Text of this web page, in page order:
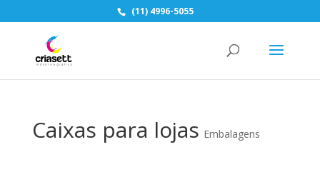
(11) 4996-5055
Caixas para lojas Embalagens